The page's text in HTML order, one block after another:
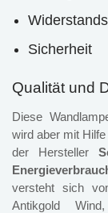
Sicherheit
Qualität und
Diese
wird aber mit
der Hersteller
versteht sich
Antikgold